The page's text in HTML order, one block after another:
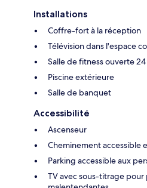
Installations
Coffre-fort à la réception
Télévision dans l'espace
Salle de fitness ouverte
Piscine extérieure
Salle de banquet
Accessibilité
Ascenseur
Cheminement accessible
Parking accessible aux
TV avec sous-titrage